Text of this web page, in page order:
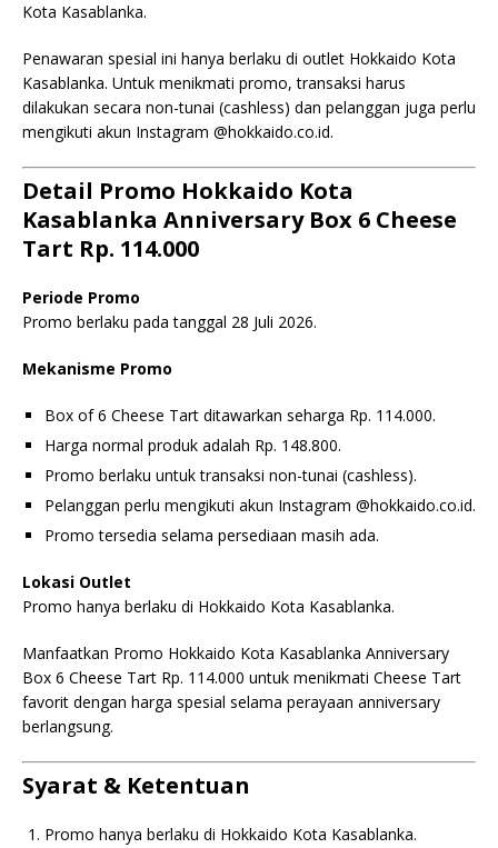
Kota Kasablanka.
Penawaran spesial ini hanya berlaku di outlet Hokkaido Kota
Kasablanka. Untuk menikmati promo, transaksi harus
dilakukan secara non-tunai (cashless) dan pelanggan juga perlu
mengikuti akun Instagram @hokkaido.co.id.
Detail Promo Hokkaido Kota
Kasablanka Anniversary Box 6 Cheese
Tart Rp. 114.000
Periode Promo
Promo berlaku pada tanggal 28 Juli 2026.
Mekanisme Promo
Box of 6 Cheese Tart ditawarkan seharga Rp. 114.000.
Harga normal produk adalah Rp. 148.800.
Promo berlaku untuk transaksi non-tunai (cashless).
Pelanggan perlu mengikuti akun Instagram @hokkaido.co.id.
Promo tersedia selama persediaan masih ada.
Lokasi Outlet
Promo hanya berlaku di Hokkaido Kota Kasablanka.
Manfaatkan Promo Hokkaido Kota Kasablanka Anniversary
Box 6 Cheese Tart Rp. 114.000 untuk menikmati Cheese Tart
favorit dengan harga spesial selama perayaan anniversary
berlangsung.
Syarat & Ketentuan
Promo hanya berlaku di Hokkaido Kota Kasablanka.